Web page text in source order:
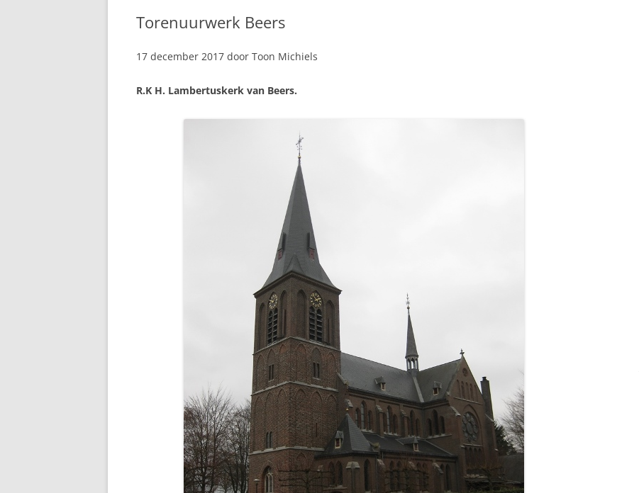
Torenuurwerk Beers
17 december 2017 door Toon Michiels
R.K H. Lambertuskerk van Beers.